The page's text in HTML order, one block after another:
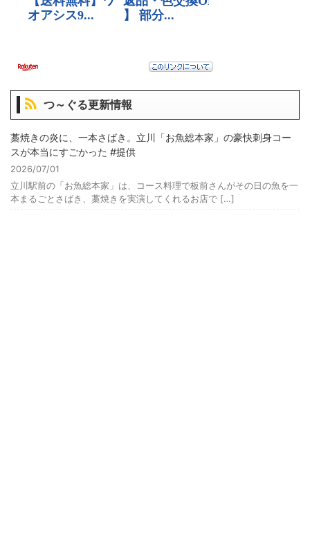
つ～ぐる更新情報
藁焼きの炎に、一本さばき。立川「お魚総本家」の豪快刺身コー
スが本当にすごかった #提供
2026/07/01
立川駅前の「お魚総本家」は、コース料理で板前さんがその日の魚を一
本まるごとさばき、藁焼きを実演してくれるお店で […]